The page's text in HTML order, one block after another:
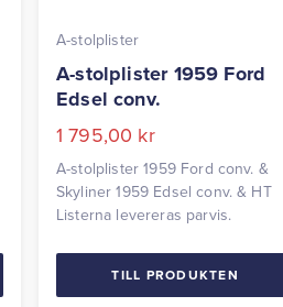
A-stolplister
A-stolplister 1959 Ford
Edsel conv.
1 795,00 kr
A-stolplister 1959 Ford conv. &
Skyliner 1959 Edsel conv. & HT
Listerna levereras parvis.
TILL PRODUKTEN